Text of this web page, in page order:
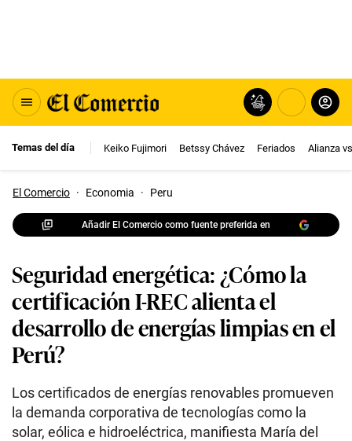
Temas del día Keiko Fujimori Betssy Chávez Feriados Alianza
El Comercio · Economia · Peru
Añadir El Comercio como fuente preferida en
Seguridad energética: ¿Cómo la
certificación I-REC alienta el
desarrollo de energías limpias en el
Perú?
Los certificados de energías renovables promueven
la demanda corporativa de tecnologías como la
solar, eólica e hidroeléctrica, manifiesta María del